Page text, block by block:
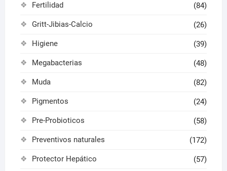
Fertilidad (84)
Gritt-Jibias-Calcio (26)
Higiene (39)
Megabacterias (48)
Muda (82)
Pigmentos (24)
Pre-Probioticos (58)
Preventivos naturales (172)
Protector Hepático (57)